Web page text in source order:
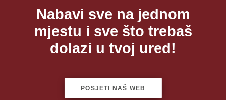
Nabavi sve na jednom
mjestu i sve što trebaš
dolazi u tvoj ured!
POSJETI NAŠ WEB